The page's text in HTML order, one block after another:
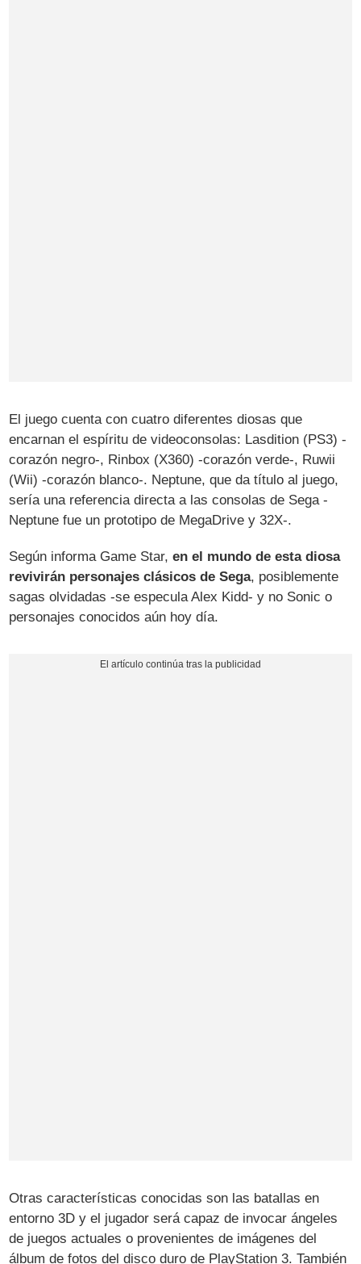
El juego cuenta con cuatro diferentes diosas que
encarnan el espíritu de videoconsolas: Lasdition (PS3) -
corazón negro-, Rinbox (X360) -corazón verde-, Ruwii
(Wii) -corazón blanco-. Neptune, que da título al juego,
sería una referencia directa a las consolas de Sega -
Neptune fue un prototipo de MegaDrive y 32X-.
Según informa Game Star,en el mundo de esta diosa
revivirán personajes clásicos de Sega, posiblemente
sagas olvidadas -se especula Alex Kidd- y no Sonic o
personajes conocidos aún hoy día.
Otras características conocidas son las batallas en
entorno 3D y el jugador será capaz de invocar ángeles
de juegos actuales o provenientes de imágenes del
álbum de fotos del disco duro de PlayStation 3. También